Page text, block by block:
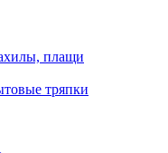
плащи
тряпки